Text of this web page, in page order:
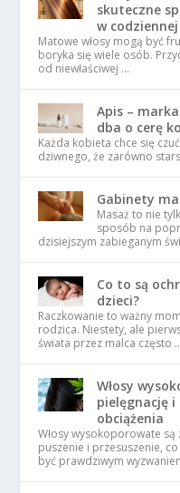
skuteczne
w
Matowe włosy mogą być
boryka się wiele osób.
od niewłaściwej …
Apis –
dba o cerę
Każda kobieta chce się
dziwnego, że zarówno
Gabinety
Masaż to nie
sposób na
dzisiejszym zabieganym
Co to są
dzieci?
Raczkowanie to ważny
rodzica. Niestety, ale
świata przez malca często
Włosy
pielęgnację
obciążenia
Włosy wysokoporowate
puszenie i przesuszenie,
być prawdziwym